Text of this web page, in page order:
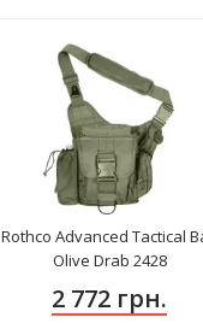
Rothco Advanced Tactical
Olive Drab 2428
2 772 грн.